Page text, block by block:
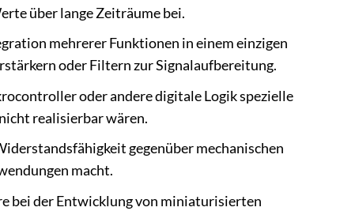
über lange Zeiträume bei.
mehrerer Funktionen in einem einzigen
oder Filtern zur Signalaufbereitung.
oder andere digitale Logik spezielle
realisierbar wären.
gegenüber mechanischen
macht.
bei der Entwicklung von miniaturisierten